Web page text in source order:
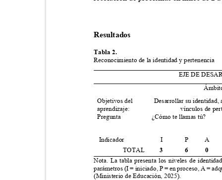
Resultados
Tabla 2.
Reconocimiento de la identidad y pertenencia
EJE DE
Objetivos del
aprendizaje:
Pregunta
Desarrollar su
vínculos de
¿Cómo te llamas tú?
Indicador I P A
TOTAL 3 6
0
Nota. La tabla presenta los niveles de
parámetros (I = iniciado, P = en proceso, A =
(Ministerio de Educación, 2025).